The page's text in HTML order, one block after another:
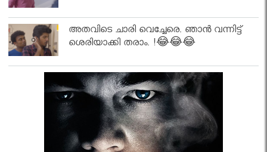
അതവിടെ ചാരി വെച്ചേരെ. ഞാൻ വന്നിട്ട്
ശെരിയാക്കി തരാം. !😂😂😂